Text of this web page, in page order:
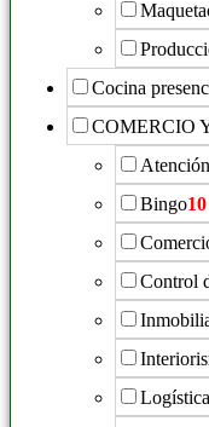
Cocina
COMERCIO
Bingo10
Control